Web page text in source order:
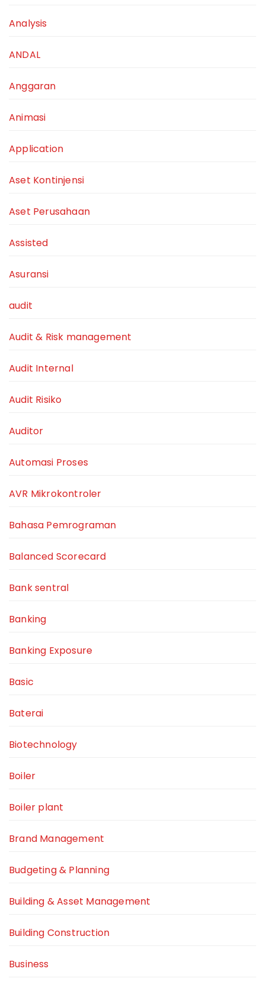
Analysis
ANDAL
Anggaran
Animasi
Application
Aset Kontinjensi
Aset Perusahaan
Assisted
Asuransi
audit
Audit & Risk management
Audit Internal
Audit Risiko
Auditor
Automasi Proses
AVR Mikrokontroler
Bahasa Pemrograman
Balanced Scorecard
Bank sentral
Banking
Banking Exposure
Basic
Baterai
Biotechnology
Boiler
Boiler plant
Brand Management
Budgeting & Planning
Building & Asset Management
Building Construction
Business